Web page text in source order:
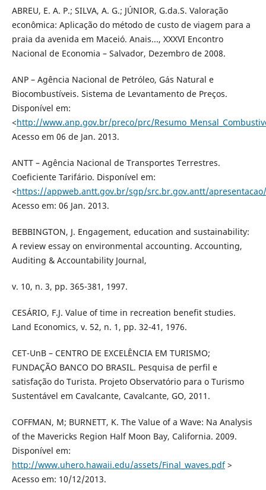
ABREU, E. A. P.; SILVA, A. G.; JÚNIOR, G.da.S. Valoração
econômica: Aplicação do método de custo de viagem para a
praia da avenida em Maceió. Anais..., XXXVI Encontro
Nacional de Economia – Salvador, Dezembro de 2008.
ANP – Agência Nacional de Petróleo, Gás Natural e
Biocombustíveis. Sistema de Levantamento de Preços.
Disponível em:
<http://www.anp.gov.br/preco/prc/
Acesso em 06 de Jan. 2013.
ANTT – Agência Nacional de Transportes Terrestres.
Coeficiente Tarifário. Disponível em:
<https://appweb.antt.gov.br/sgp/src.br.gov.antt/
Acesso em: 06 Jan. 2013.
BEBBINGTON, J. Engagement, education and sustainability:
A review essay on environmental accounting. Accounting,
Auditing & Accountability Journal,
v. 10, n. 3, pp. 365-381, 1997.
CESÁRIO, F.J. Value of time in recreation benefit studies.
Land Economics, v. 52, n. 1, pp. 32-41, 1976.
CET-UnB – CENTRO DE EXCELÊNCIA EM TURISMO;
FUNDAÇÃO BANCO DO BRASIL. Pesquisa de perfil e
satisfação do Turista. Projeto Observatório para o Turismo
Sustentável em Cavalcante, Cavalcante, GO, 2011.
COFFMAN, M; BURNETT, K. The Value of a Wave: Na Analysis
of the Mavericks Region Half Moon Bay, California. 2009.
Disponível em:
http://www.uhero.hawaii.edu/assets/Final_waves.pdf>
Acesso em: 10/12/2013.